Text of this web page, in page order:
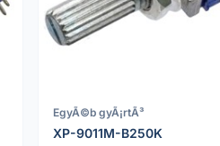
EgyÃ©b gyÃ¡rtÃ³
XP-9011M-B250K